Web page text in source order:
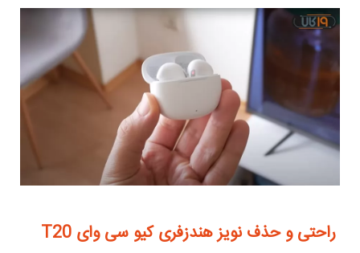
راحتی و حذف نویز هندزفری کیو سی وای T20